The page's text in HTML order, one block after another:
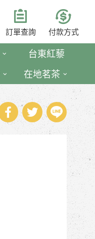
訂單查詢 付款方式
台東紅藜
在地茗茶